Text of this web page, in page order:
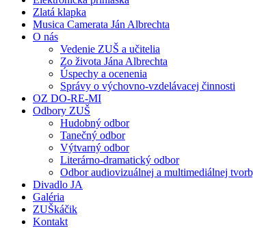
Zlatá klapka
Musica Camerata Ján Albrechta
O nás
Vedenie ZUŠ a učitelia
Zo života Jána Albrechta
Úspechy a ocenenia
Správy o výchovno-vzdelávacej činnosti
OZ DO-RE-MI
Odbory ZUŠ
Hudobný odbor
Tanečný odbor
Výtvarný odbor
Literárno-dramatický odbor
Odbor audiovizuálnej a multimediálnej
Divadlo JA
Galéria
ZUŠkáčik
Kontakt